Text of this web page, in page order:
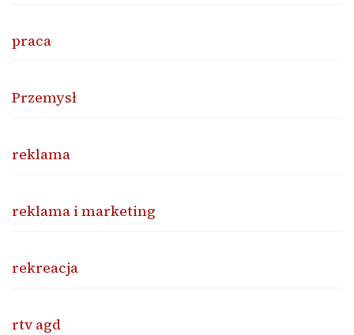
praca
Przemysł
reklama
reklama i marketing
rekreacja
rtv agd